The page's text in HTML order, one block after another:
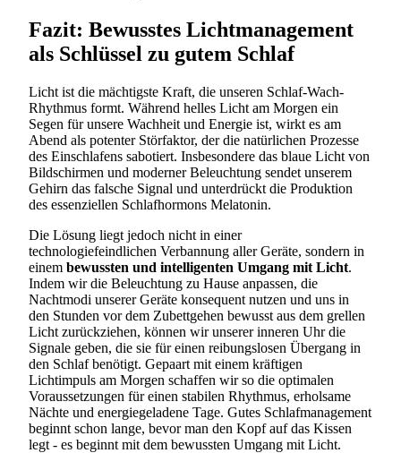
Fazit: Bewusstes Lichtmanagement
als Schlüssel zu gutem Schlaf
Licht ist die mächtigste Kraft, die unseren Schlaf-Wach-
Rhythmus formt. Während helles Licht am Morgen ein
Segen für unsere Wachheit und Energie ist, wirkt es am
Abend als potenter Störfaktor, der die natürlichen Prozesse
des Einschlafens sabotiert. Insbesondere das blaue Licht von
Bildschirmen und moderner Beleuchtung sendet unserem
Gehirn das falsche Signal und unterdrückt die Produktion
des essenziellen Schlafhormons Melatonin.
Die Lösung liegt jedoch nicht in einer
technologiefeindlichen Verbannung aller Geräte, sondern in
einem bewussten und intelligenten Umgang mit Licht.
Indem wir die Beleuchtung zu Hause anpassen, die
Nachtmodi unserer Geräte konsequent nutzen und uns in
den Stunden vor dem Zubettgehen bewusst aus dem grellen
Licht zurückziehen, können wir unserer inneren Uhr die
Signale geben, die sie für einen reibungslosen Übergang in
den Schlaf benötigt. Gepaart mit einem kräftigen
Lichtimpuls am Morgen schaffen wir so die optimalen
Voraussetzungen für einen stabilen Rhythmus, erholsame
Nächte und energiegeladene Tage. Gutes Schlafmanagement
beginnt schon lange, bevor man den Kopf auf das Kissen
legt - es beginnt mit dem bewussten Umgang mit Licht.